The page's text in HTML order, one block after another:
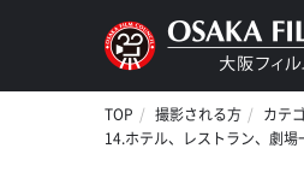
TOP 撮影される方
カテ
14.ホテル、レストラン、劇場